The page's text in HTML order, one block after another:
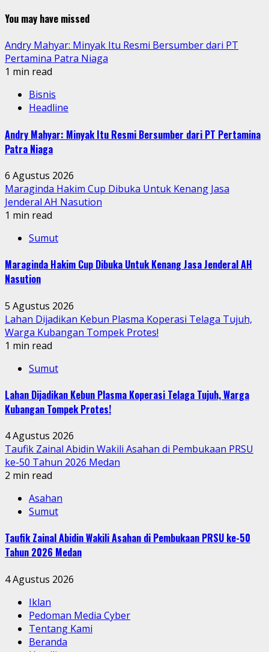
You may have missed
Andry Mahyar: Minyak Itu Resmi Bersumber dari PT
Pertamina Patra Niaga
1 min read
Bisnis
Headline
Andry Mahyar: Minyak Itu Resmi Bersumber dari PT Pertamina
Patra Niaga
6 Agustus 2026
Maraginda Hakim Cup Dibuka Untuk Kenang Jasa
Jenderal AH Nasution
1 min read
Sumut
Maraginda Hakim Cup Dibuka Untuk Kenang Jasa Jenderal AH
Nasution
5 Agustus 2026
Lahan Dijadikan Kebun Plasma Koperasi Telaga Tujuh,
Warga Kubangan Tompek Protes!
1 min read
Sumut
Lahan Dijadikan Kebun Plasma Koperasi Telaga Tujuh, Warga
Kubangan Tompek Protes!
4 Agustus 2026
Taufik Zainal Abidin Wakili Asahan di Pembukaan PRSU
ke-50 Tahun 2026 Medan
2 min read
Asahan
Sumut
Taufik Zainal Abidin Wakili Asahan di Pembukaan PRSU ke-50
Tahun 2026 Medan
4 Agustus 2026
Iklan
Pedoman Media Cyber
Tentang Kami
Beranda